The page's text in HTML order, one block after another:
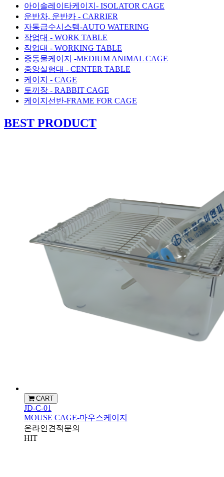
아이솔레이타케이지- ISOLATOR CAGE
운반차, 운반카 - CARRIER
자동급수시스템-AUTO WATERING
작업대 - WORK TABLE
작업대 - WORKING TABLE
중동물케이지 -MEDIUM ANIMAL CAGE
중앙실험대 - CENTER TABLE
케이지 - CAGE
토끼장 - RABBIT CAGE
케이지선반-FRAME FOR CAGE
BEST PRODUCT
CART
JD-C-01
MOUSE CAGE-마우스케이지
온라인견적문의
HIT